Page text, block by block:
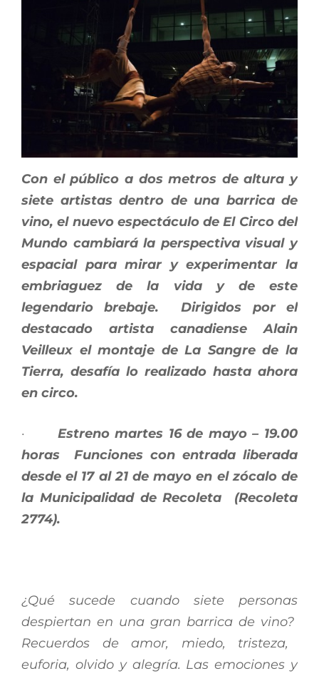
Con el público a dos metros de altura y
siete artistas dentro de una barrica de
vino, el nuevo espectáculo de El Circo del
Mundo cambiará la perspectiva visual y
espacial para mirar y experimentar la
embriaguez de la vida y de este
legendario brebaje. Dirigidos por el
destacado artista canadiense Alain
Veilleux el montaje de La Sangre de la
Tierra, desafía lo realizado hasta ahora
en circo.
· Estreno martes 16 de mayo – 19.00
horas
Funciones con entrada liberada
desde el 17 al 21 de mayo en el zócalo de
la Municipalidad de Recoleta (Recoleta
2774).
¿Qué sucede cuando siete personas
despiertan en una gran barrica de vino?
Recuerdos de amor, miedo, tristeza,
euforia, olvido y alegría. Las emociones y